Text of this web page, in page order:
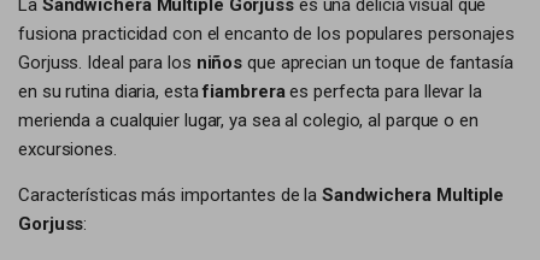
La Sandwichera Multiple Gorjusses una delicia visual que
fusiona practicidad con el encanto de los populares personajes
Gorjuss. Ideal para los niños que aprecian un toque de fantasía
en su rutina diaria, estafiambreraes perfecta para llevar la
merienda a cualquier lugar, ya sea al colegio, al parque o en
excursiones.
Características más importantes de laSandwichera Multiple
Gorjuss: